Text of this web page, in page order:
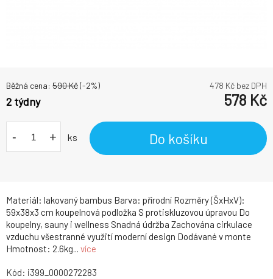
Materiál: lakovaný bambus Barva: přírodní Rozměry (ŠxHxV):
59x38x3 cm koupelnová podložka S protiskluzovou úpravou Do
koupelny, sauny i wellness Snadná údržba Zachována cirkulace
vzduchu všestranné využití moderní design Dodávané v monte
Hmotnost: 2.6kg... více
Běžná cena: 590Kč(-2%) 478 Kč bez DPH
2 týdny 578 Kč
- + ks Do košíku
Kód: i399_0000272283